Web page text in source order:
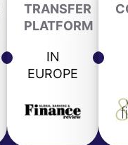
TRANSFER
PLATFORM
IN
EUROPE